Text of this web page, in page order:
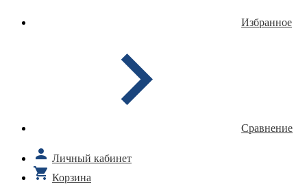
Избранное
Сравнение
Личный кабинет
Корзина